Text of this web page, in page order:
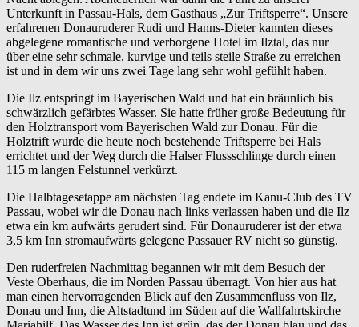
Unterkunft in Passau-Hals, dem Gasthaus „Zur Triftsperre“. Unsere
erfahrenen Donauruderer Rudi und Hanns-Dieter kannten dieses
abgelegene romantische und verborgene Hotel im Ilztal, das nur
über eine sehr schmale, kurvige und teils steile Straße zu erreichen
ist und in dem wir uns zwei Tage lang sehr wohl gefühlt haben.
Die Ilz entspringt im Bayerischen Wald und hat ein bräunlich bis
schwärzlich gefärbtes Wasser. Sie hatte früher große Bedeutung für
den Holztransport vom Bayerischen Wald zur Donau. Für die
Holztrift wurde die heute noch bestehende Triftsperre bei Hals
errichtet und der Weg durch die Halser Flussschlinge durch einen
115 m langen Felstunnel verkürzt.
Die Halbtagesetappe am nächsten Tag endete im Kanu-Club des TV
Passau, wobei wir die Donau nach links verlassen haben und die Ilz
etwa ein km aufwärts gerudert sind. Für Donauruderer ist der etwa
3,5 km Inn stromaufwärts gelegene Passauer RV nicht so günstig.
Den ruderfreien Nachmittag begannen wir mit dem Besuch der
Veste Oberhaus, die im Norden Passau überragt. Von hier aus hat
man einen hervorragenden Blick auf den Zusammenfluss von Ilz,
Donau und Inn, die Altstadtund im Süden auf die Wallfahrtskirche